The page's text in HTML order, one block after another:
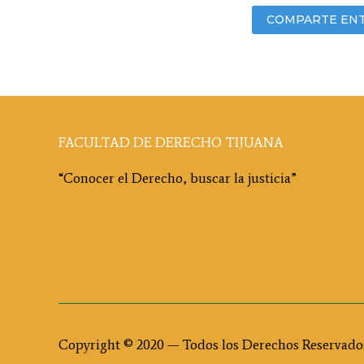
COMPARTE
FACULTAD DE DERECHO TIJUANA
“Conocer el Derecho, buscar la justicia”
Copyright © 2020 — Todos los Derechos